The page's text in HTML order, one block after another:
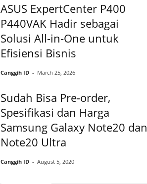
ASUS ExpertCenter P400
P440VAK Hadir sebagai
Solusi All-in-One untuk
Efisiensi Bisnis
Canggih ID - March 25, 2026
Sudah Bisa Pre-order,
Spesifikasi dan Harga
Samsung Galaxy Note20 dan
Note20 Ultra
Canggih ID - August 5, 2020